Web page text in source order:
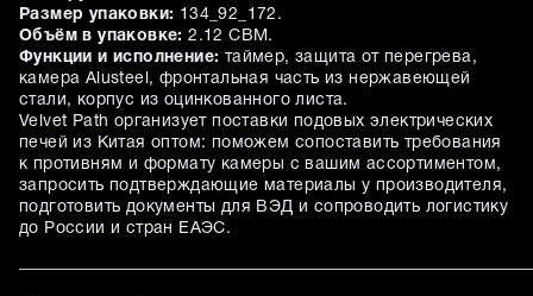
Размер упаковки: 134_92_172.
Объём в упаковке: 2.12 CBM.
Функции и исполнение: таймер, защита от перегрева,
камера Alusteel, фронтальная часть из нержавеющей
стали, корпус из оцинкованного листа.
Velvet Path организует поставки подовых электрических
печей из Китая оптом: поможем сопоставить требования
к противням и формату камеры с вашим ассортиментом,
запросить подтверждающие материалы у производителя,
подготовить документы для ВЭД и сопроводить логистику
до России и стран ЕАЭС.